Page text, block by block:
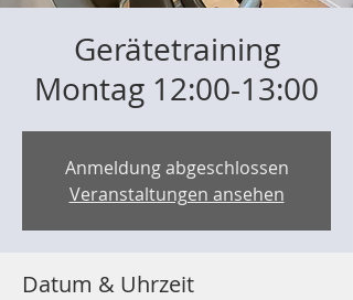
Gerätetraining
Montag 12:00-13:00
Anmeldung abgeschlossen
Veranstaltungen ansehen
Datum & Uhrzeit